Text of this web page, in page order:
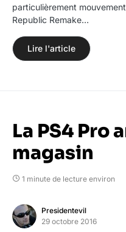
particulièrement
Republic Remake…
Lire l'article
La PS4 Pro
magasin
1 minute de lecture environ
Presidentevil
29 octobre 2016